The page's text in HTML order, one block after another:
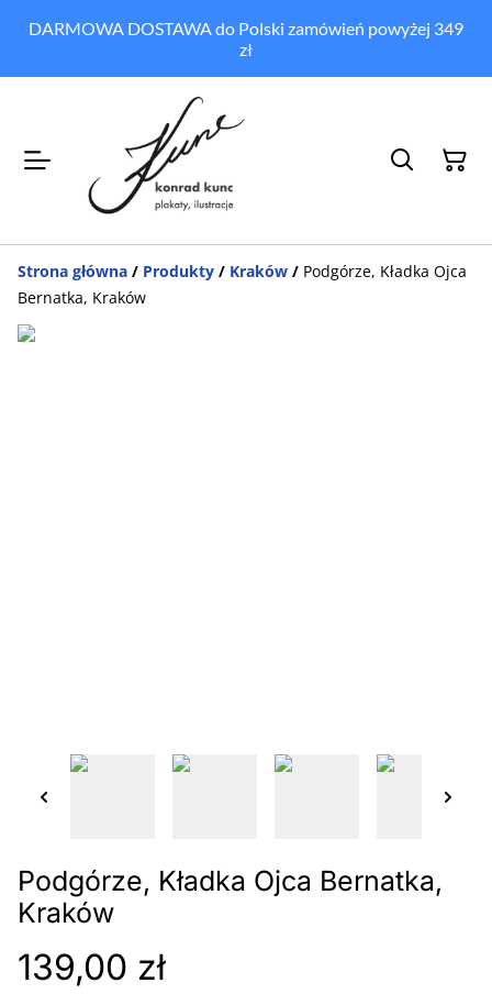
DARMOWA DOSTAWA do Polski zamówień powyżej 349
zł
Strona główna / Produkty / Kraków / Podgórze, Kładka Ojca
Bernatka, Kraków
Podgórze, Kładka Ojca Bernatka,
Kraków
139,00 zł